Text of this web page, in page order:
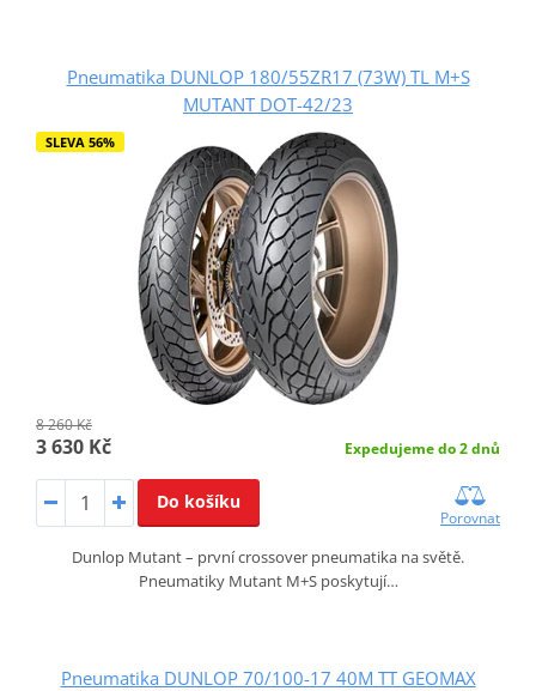
Pneumatika DUNLOP 180/55ZR17 (73W) TL M+S
MUTANT DOT-42/23
SLEVA 56%
8 260 Kč
3 630 Kč Expedujeme do 2 dnů
Do košíku
Porovnat
Dunlop Mutant – první crossover pneumatika na světě.
Pneumatiky Mutant M+S poskytují…
Pneumatika DUNLOP 70/100-17 40M TT GEOMAX